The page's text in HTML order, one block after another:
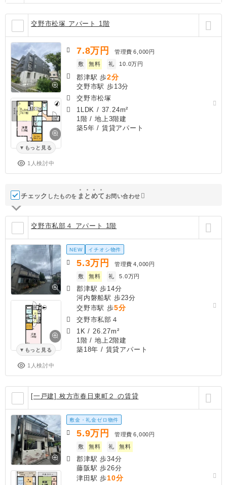
交野市松塚 アパート 1階
もっと見る
1人検討中
7.8万円 管理費 6,000円
敷
無料 礼 10.0万円
郡津駅 歩2分
交野市駅 歩13分
交野市松塚
1LDK / 37.24m²
1階 / 地上3階建
築5年 / 賃貸アパート
チェック したものを ま と めて お問い合わせ
交野市私部４ アパート 1階
もっと見る
1人検討中
NEW イチオシ物件
5.3万円 管理費 4,000円
敷
無料 礼 5.0万円
郡津駅 歩14分
河内磐船駅 歩23分
交野市駅 歩5分
交野市私部４
1K / 26.27m²
1階 / 地上2階建
築18年 / 賃貸アパート
[一戸建] 枚方市春日東町２ の賃貸
敷金・礼金ゼロ物件
5.9万円 管理費 6,000円
敷
無料 礼 無料
郡津駅 歩34分
藤阪駅 歩26分
津田駅 歩10分